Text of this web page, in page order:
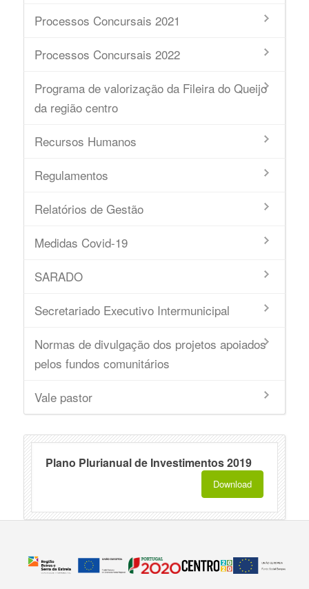
Processos Concursais 2021
Processos Concursais 2022
Programa de valorização da Fileira do Queijo
da região centro
Recursos Humanos
Regulamentos
Relatórios de Gestão
Medidas Covid-19
SARADO
Secretariado Executivo Intermunicipal
Normas de divulgação dos projetos apoiados
pelos fundos comunitários
Vale pastor
Plano Plurianual de Investimentos 2019
Download